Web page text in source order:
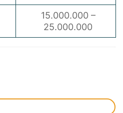
15.000.000 –
25.000.000